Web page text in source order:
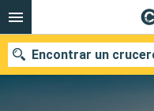
Encontrar un